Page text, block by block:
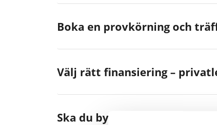
Boka en provkörning och
Välj rätt finansiering –
Ska du byta in din bil?